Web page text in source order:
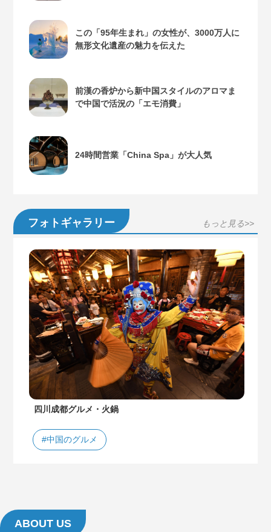
この「95年生まれ」の女性が、3000万人に
無形文化遺産の魅力を伝えた
前漢の香炉から新中国スタイルのアロマま
で中国で活況の「エモ消費」
24時間営業「China Spa」が大人気
フォトギャラリー もっと見る>>
四川成都グルメ・火鍋
#中国のグルメ
ABOUT US